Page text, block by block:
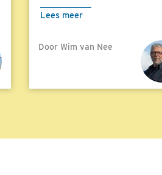
Lees meer
Door Wim van Nee